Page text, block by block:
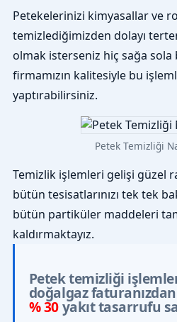
Petekelerinizi kimyasallar ve
temizlediğimizden dolayı
olmak isterseniz hiç sağa
firmamızın kalitesiyle bu
yaptırabilirsiniz.
Petek Temizliği
Temizlik işlemleri gelişi güzel
bütün tesisatlarınızı tek tek
bütün partiküler maddeleri
kaldırmaktayız.
Petek temizliği
doğalgaz
% 30yakıt tasarrufu